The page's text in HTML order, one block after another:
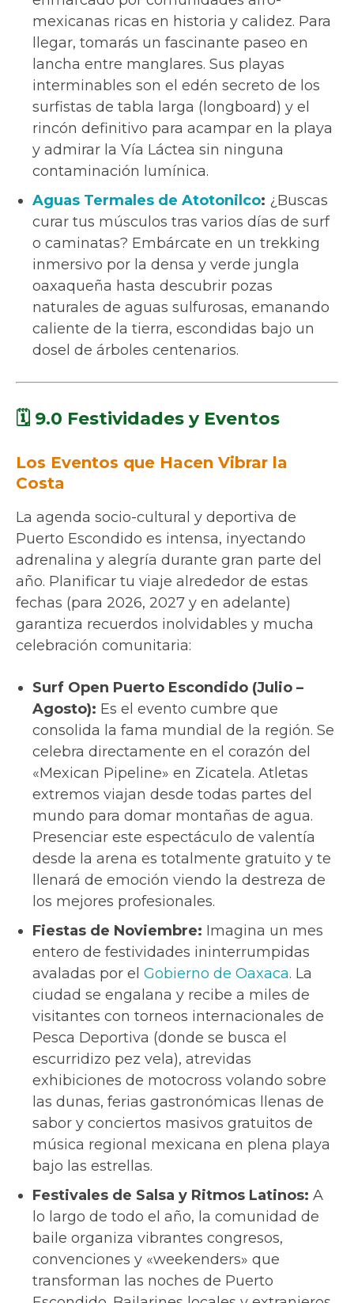
mexicanas ricas en historia y calidez. Para
llegar, tomarás un fascinante paseo en
lancha entre manglares. Sus playas
interminables son el edén secreto de los
surfistas de tabla larga (longboard) y el
rincón definitivo para acampar en la playa
y admirar la Vía Láctea sin ninguna
contaminación lumínica.
Aguas Termales de Atotonilco: ¿Buscas
curar tus músculos tras varios días de surf
o caminatas? Embárcate en un trekking
inmersivo por la densa y verde jungla
oaxaqueña hasta descubrir pozas
naturales de aguas sulfurosas, emanando
caliente de la tierra, escondidas bajo un
dosel de árboles centenarios.
🗓️ 9.0 Festividades y Eventos
Los Eventos que Hacen Vibrar la
Costa
La agenda socio-cultural y deportiva de
Puerto Escondido es intensa, inyectando
adrenalina y alegría durante gran parte del
año. Planificar tu viaje alrededor de estas
fechas (para 2026, 2027 y en adelante)
garantiza recuerdos inolvidables y mucha
celebración comunitaria:
Surf Open Puerto Escondido (Julio –
Agosto): Es el evento cumbre que
consolida la fama mundial de la región. Se
celebra directamente en el corazón del
«Mexican Pipeline» en Zicatela. Atletas
extremos viajan desde todas partes del
mundo para domar montañas de agua.
Presenciar este espectáculo de valentía
desde la arena es totalmente gratuito y te
llenará de emoción viendo la destreza de
los mejores profesionales.
Fiestas de Noviembre: Imagina un mes
entero de festividades ininterrumpidas
avaladas por el Gobierno de Oaxaca. La
ciudad se engalana y recibe a miles de
visitantes con torneos internacionales de
Pesca Deportiva (donde se busca el
escurridizo pez vela), atrevidas
exhibiciones de motocross volando sobre
las dunas, ferias gastronómicas llenas de
sabor y conciertos masivos gratuitos de
música regional mexicana en plena playa
bajo las estrellas.
Festivales de Salsa y Ritmos Latinos: A
lo largo de todo el año, la comunidad de
baile organiza vibrantes congresos,
convenciones y «weekenders» que
transforman las noches de Puerto